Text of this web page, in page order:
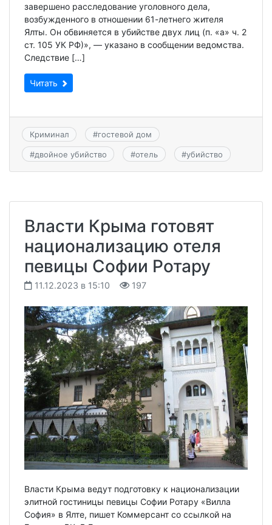
завершено расследование уголовного дела,
возбужденного в отношении 61-летнего жителя
Ялты. Он обвиняется в убийстве двух лиц (п. «а» ч. 2
ст. 105 УК РФ)», — указано в сообщении ведомства.
Следствие […]
Читать
Криминал #гостевой дом
#двойное убийство #отель #убийство
Власти Крыма готовят
национализацию отеля
певицы Софии Ротару
11.12.2023 в 15:10 197
Власти Крыма ведут подготовку к национализации
элитной гостиницы певицы Софии Ротару «Вилла
София» в Ялте, пишет Коммерсант со ссылкой на